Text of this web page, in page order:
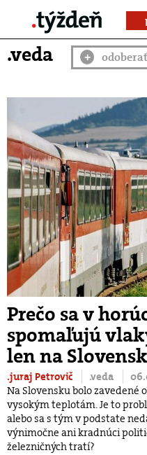
.veda +
Prečo sa v
spomaľujú
len na
.juraj Petrovič .veda
Na Slovensku bolo
vysokým teplotám. Je to
alebo sa s tým v podstate
výnimočne ani kradnúci
železničných tratí?